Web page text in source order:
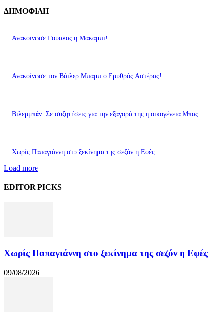
ΔΗΜΟΦΙΛΗ
Ανακοίνωσε Γουάλας η Μακάμπι!
Ανακοίνωσε τον Βάιλερ Μπαμπ ο Ερυθρός Αστέρας!
Βιλερμπάν: Σε συζητήσεις για την εξαγορά της η οικογένεια Μπας
Χωρίς Παπαγιάννη στο ξεκίνημα της σεζόν η Εφές
Load more
EDITOR PICKS
Χωρίς Παπαγιάννη στο ξεκίνημα της σεζόν η Εφές
09/08/2026